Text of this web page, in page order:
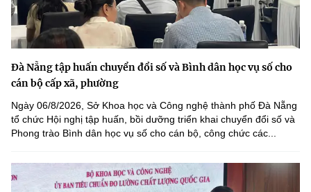
Đà Nẵng tập huấn chuyển đổi số và Bình dân học vụ số cho
cán bộ cấp xã, phường
Ngày 06/8/2026, Sở Khoa học và Công nghệ thành phố Đà Nẵng
tổ chức Hội nghị tập huấn, bồi dưỡng triển khai chuyển đổi số và
Phong trào Bình dân học vụ số cho cán bộ, công chức các...